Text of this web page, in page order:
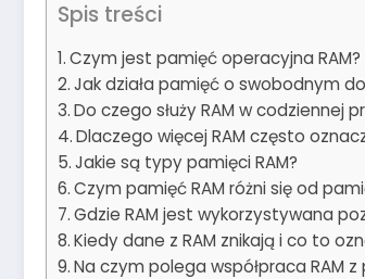
Spis treści
Czym jest pamięć operacyjna RAM?
Jak działa pamięć o swobodnym
Do czego służy RAM w codziennej
Dlaczego więcej RAM często
Jakie są typy pamięci RAM?
Czym pamięć RAM różni się od
Gdzie RAM jest wykorzystywana
Kiedy dane z RAM znikają i co to
Na czym polega współpraca RAM